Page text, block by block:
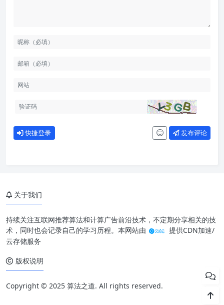
快捷登录 发布评论
关于我们
持续关注互联网推荐算法和计算广告前沿技术，不定期分享相关的技
术，同时也会记录自己的学习历程。本网站由
提供CDN加速/
云存储服务
版权说明
Copyright © 2025 算法之道. All rights reserved.